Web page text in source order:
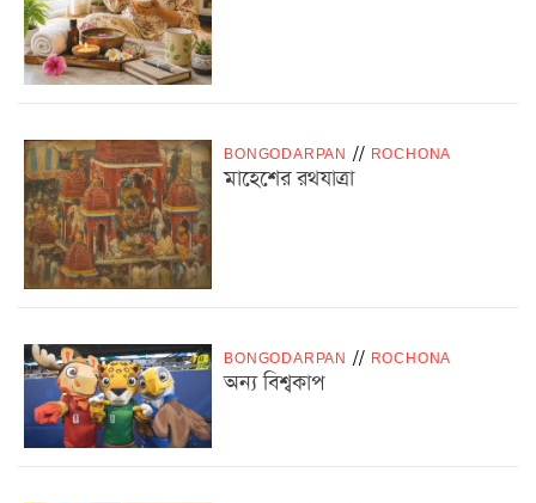
BONGODARPAN // ROCHONA
মাহেশের রথযাত্রা
BONGODARPAN // ROCHONA
অন্য বিশ্বকাপ